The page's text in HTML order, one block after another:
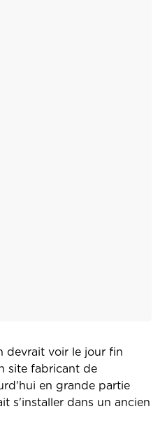
devrait voir le jour fin
site fabricant de
en grande partie
s'installer dans un ancien